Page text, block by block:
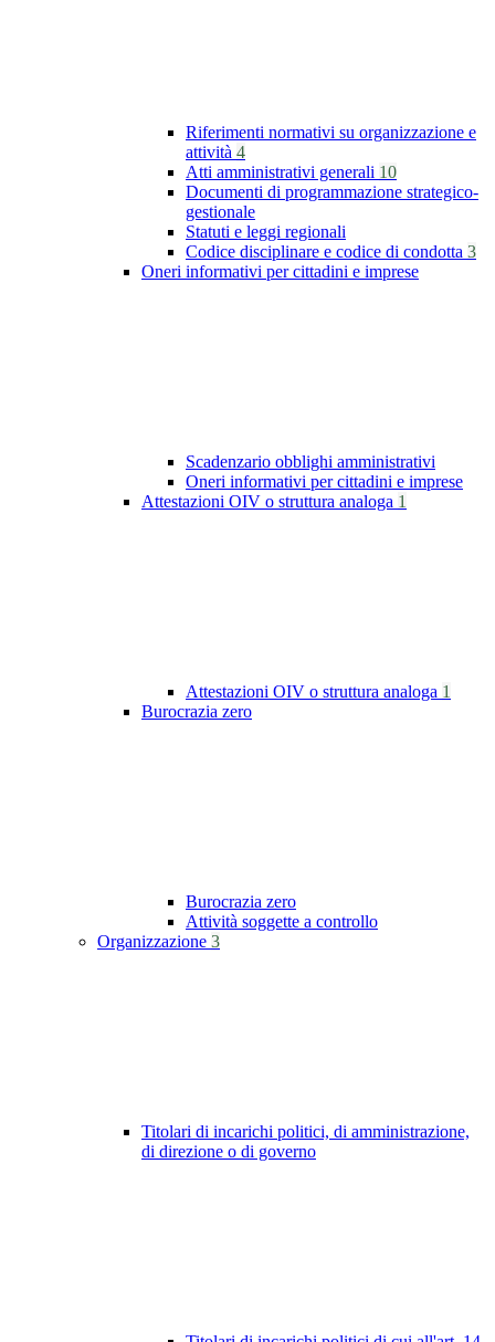
Riferimenti normativi su organizzazione e
attività 4
Atti amministrativi generali 10
Documenti di programmazione strategico-
gestionale
Statuti e leggi regionali
Codice disciplinare e codice di condotta 3
Oneri informativi per cittadini e imprese
Scadenzario obblighi amministrativi
Oneri informativi per cittadini e imprese
Attestazioni OIV o struttura analoga 1
Attestazioni OIV o struttura analoga 1
Burocrazia zero
Burocrazia zero
Attività soggette a controllo
Organizzazione 3
Titolari di incarichi politici, di amministrazione,
di direzione o di governo